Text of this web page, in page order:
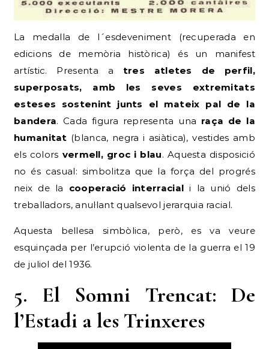
La medalla de l´esdeveniment (recuperada en
edicions de memòria històrica) és un manifest
artístic. Presenta a tres atletes de perfil,
superposats, amb les seves extremitats
esteses sostenint junts el mateix pal de la
bandera. Cada figura representa una raça de la
humanitat (blanca, negra i asiàtica), vestides amb
els colors vermell, groc i blau. Aquesta disposició
no és casual: simbolitza que la força del progrés
neix de la cooperació interracial i la unió dels
treballadors, anul·lant qualsevol jerarquia racial.
Aquesta bellesa simbòlica, però, es va veure
esquinçada per l’erupció violenta de la guerra el 19
de juliol del 1936.
5. El Somni Trencat: De
l’Estadi a les Trinxeres